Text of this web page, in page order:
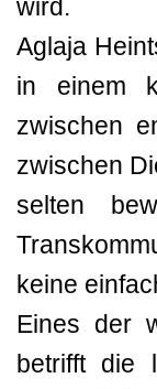
wird.
Aglaja
in einem
zwischen
zwischen
selten
keine
Eines der
betrifft die